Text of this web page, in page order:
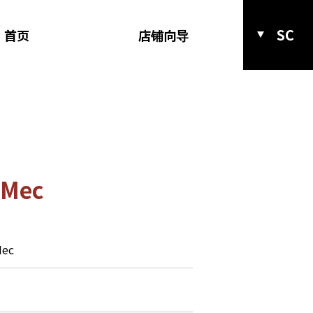
SC
首页 店铺向导